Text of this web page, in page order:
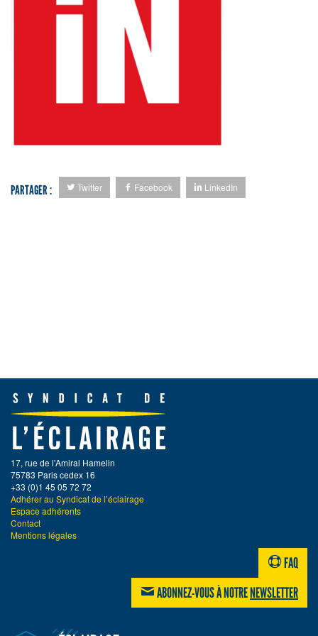
PARTAGER : Twitter Facebook LinkedIn
17, rue de l'Amiral Hamelin
75783 Paris cedex 16
+33 (0)1 45 05 72 72
Adhérer au Syndicat de l’éclairage
Espace adhérents
Contact
Mentions légales
FAQ
ABONNEZ-VOUS À NOTRENEWSLETTER